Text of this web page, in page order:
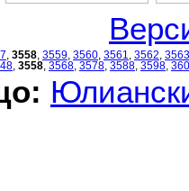
3558 3559 3560 3561 3562 3563
3558 3568 3578 3588 3598